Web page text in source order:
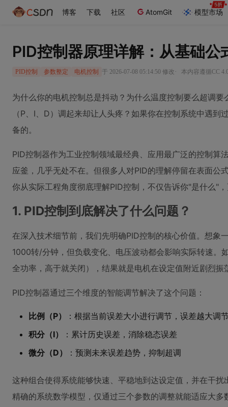
博客 下载 社区 AtomGit 模型市场
PID控制器原理详解：从基础公
PID控制 参数整定 电机控制 于 2026-07-08 05:14:50 修改 · 本内容遵循CC
为什么你的电机控制总是抖动？为什么温度控制要么超调
（P、I、D）调起来却让人头疼？如果你在控制系统中遇
备的。
PID控制器作为工业控制领域最经典、应用最广泛的控制算
应釜，几乎无处不在。但很多人对PID的理解停留在表面公
你从实际工程角度彻底理解PID控制，不仅告诉你"是什么"
1. PID控制到底解决了什么问题？
在深入技术细节前，我们先明确PID控制的核心价值。想象
1000转/分钟，但负载变化、电压波动都会影响实际转速。
全功率，高于就关闭），结果就是电机在设定值附近剧烈振
PID控制器通过三个维度的智能调节解决了这个问题：
比例（P）
：根据当前误差大小进行调节，误差越大调
积分（I）
：累计历史误差，消除稳态误差
微分（D）
：预测未来误差趋势，抑制超调
这种组合使得系统能够快速、平稳地到达设定值，并在干
精确的系统数学模型，仅通过三个参数的调整就能适应大